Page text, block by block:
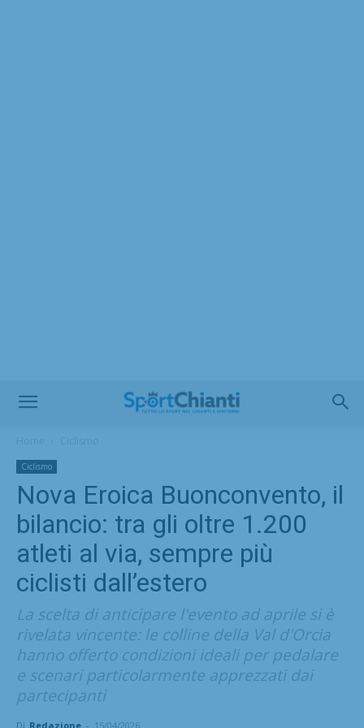
Ciclismo
Nova Eroica Buonconvento, il
bilancio: tra gli oltre 1.200
atleti al via, sempre più
ciclisti dall’estero
La scelta di anticipare l'evento ad aprile si è
rivelata vincente: le colline della Val d'Orcia
hanno offerto condizioni ideali per pedalare
e scenari particolarmente apprezzati dai
partecipanti
Di Redazione - 15/04/2026